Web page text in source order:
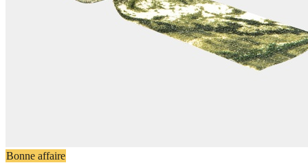
Bonne affaire